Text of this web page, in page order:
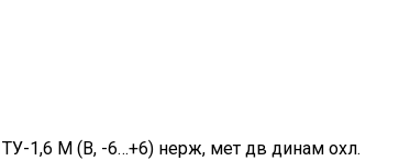
1,6 М (В, -6…+6) нерж, мет дв динам охл.